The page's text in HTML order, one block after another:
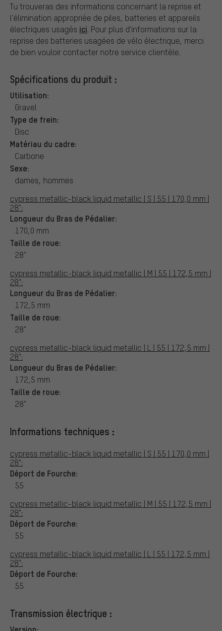
Tu trouveras des informations concernant la reprise et
l'élimination appropriée de piles, batteries et appareils
électriques usagés ici. Pour plus d'informations sur la
reprise des batteries usagées de vélo électrique, merci
de bien vouloir contacter notre service clientèle.
Spécifications du produit :
Utilisation:
Gravel
Type de frein:
Disc
Matériau du cadre:
Carbone
Sexe:
dames, hommes
cypress metallic-black liquid metallic | S | 55 | 170,0 mm |
28":
Longueur du Bras de Pédalier:
170,0 mm
Taille de roue:
28"
cypress metallic-black liquid metallic | M | 55 | 172,5 mm |
28":
Longueur du Bras de Pédalier:
172,5 mm
Taille de roue:
28"
cypress metallic-black liquid metallic | L | 55 | 172,5 mm |
28":
Longueur du Bras de Pédalier:
172,5 mm
Taille de roue:
28"
Informations techniques :
cypress metallic-black liquid metallic | S | 55 | 170,0 mm |
28":
Déport de Fourche:
55
cypress metallic-black liquid metallic | M | 55 | 172,5 mm |
28":
Déport de Fourche:
55
cypress metallic-black liquid metallic | L | 55 | 172,5 mm |
28":
Déport de Fourche:
55
Transmission électrique :